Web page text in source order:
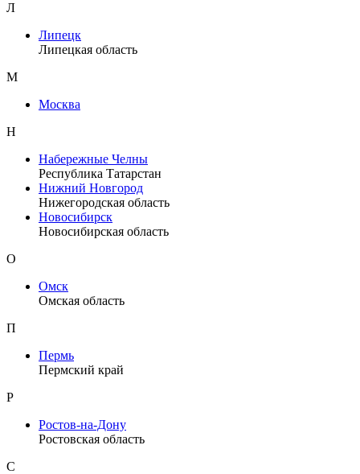
Л
Липецк
Липецкая область
М
Москва
Н
Набережные Челны
Республика Татарстан
Нижний Новгород
Нижегородская область
Новосибирск
Новосибирская область
О
Омск
Омская область
П
Пермь
Пермский край
Р
Ростов-на-Дону
Ростовская область
С